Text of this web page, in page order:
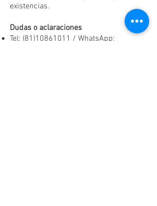
existencias.
Dudas o aclaraciones
Tel: (81)10861011 / WhatsApp: